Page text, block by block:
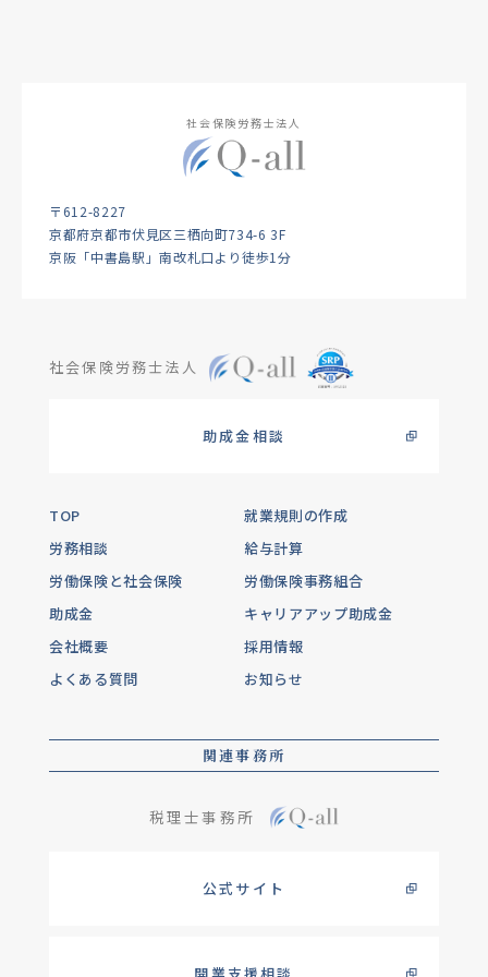
社会保険労務士法人
〒612-8227
京都府京都市伏見区三栖向町734-6 3F
京阪「中書島駅」南改札口より徒歩1分
社会保険労務士法人
助成金相談
TOP
就業規則の作成
労務相談
給与計算
労働保険と社会保険
労働保険事務組合
助成金
キャリアアップ助成金
会社概要
採用情報
よくある質問
お知らせ
関連事務所
税理士事務所
公式サイト